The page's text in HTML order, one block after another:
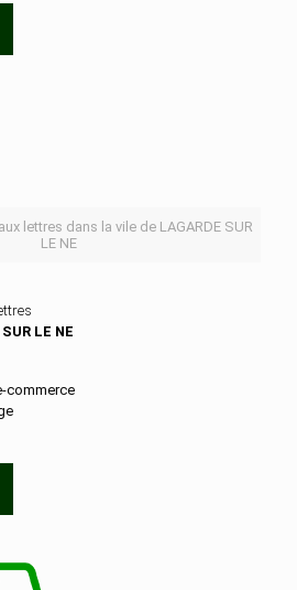
lettres dans la vile de LAGARDE SUR
LE NE
LE NE